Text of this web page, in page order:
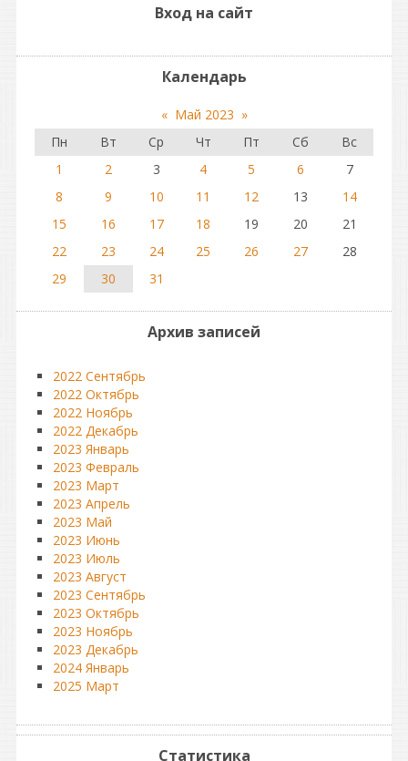
Вход на сайт
Календарь
« Май 2023 »
Пн
Вт Ср Чт Пт Сб
Вс
1
2 3 4 5 6
7
8
9 10 11 12 13
14
15
16 17 18 19 20
21
22
23 24 25 26 27
28
29
30 31
Архив записей
2022 Сентябрь
2022 Октябрь
2022 Ноябрь
2022 Декабрь
2023 Январь
2023 Февраль
2023 Март
2023 Апрель
2023 Май
2023 Июнь
2023 Июль
2023 Август
2023 Сентябрь
2023 Октябрь
2023 Ноябрь
2023 Декабрь
2024 Январь
2025 Март
Статистика